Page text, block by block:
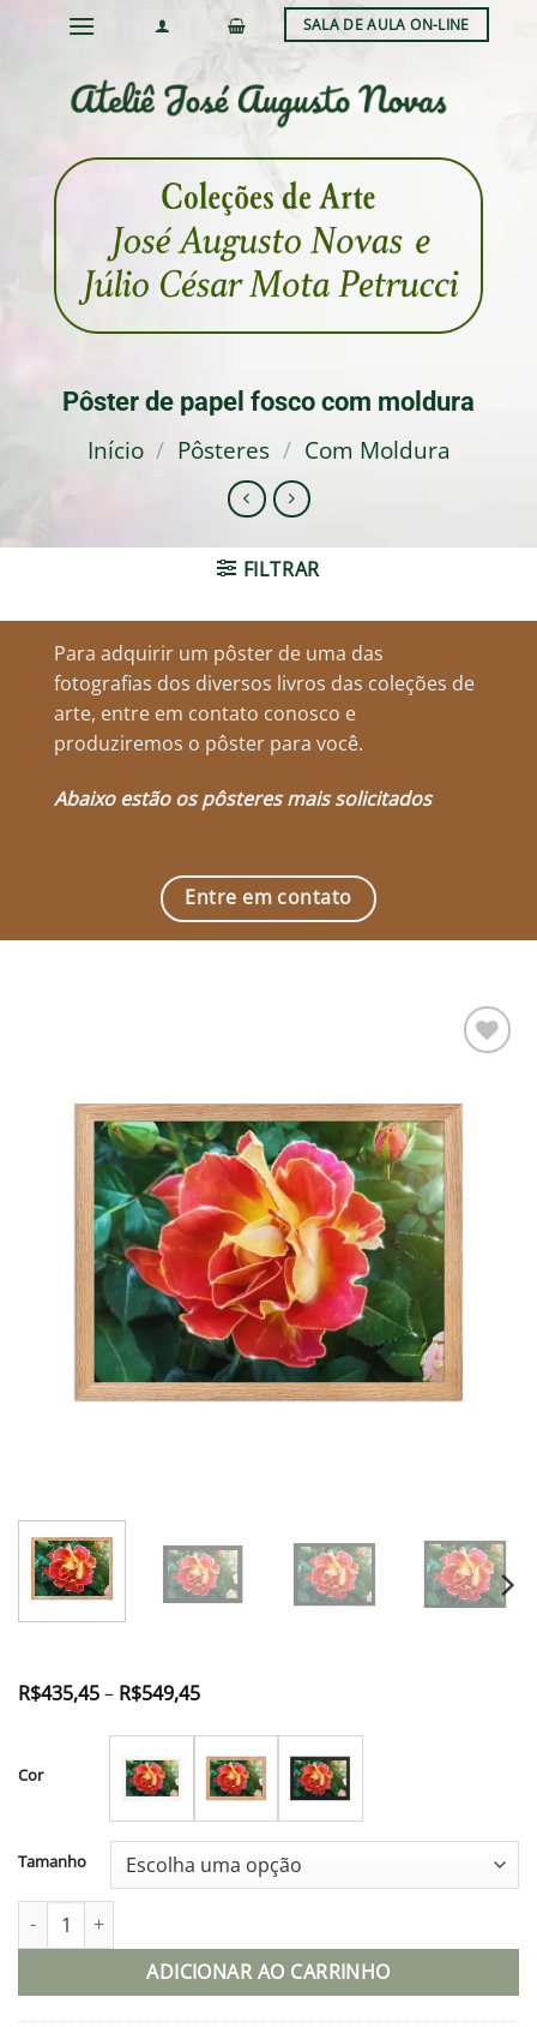
SALA DE AULA ON-LINE
Pôster de papel fosco com moldura
Início / Pôsteres / Com Moldura
FILTRAR
Para adquirir um pôster de uma das
fotografias dos diversos livros das coleções de
arte, entre em contato conosco e
produziremos o pôster para você.
Abaixo estão os pôsteres mais solicitados
Entre em contato
desejos
R$435,45– R$549,45Faixa
preço:
R$435,45
através
R$549,45
Cor
Tamanho
Pôster de papel fosco com moldura quantidade
ADICIONAR AO CARRINHO